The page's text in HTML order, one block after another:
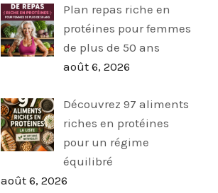
Plan repas riche en
protéines pour femmes
de plus de 50 ans
août 6, 2026
Découvrez 97 aliments
riches en protéines
pour un régime
équilibré
août 6, 2026